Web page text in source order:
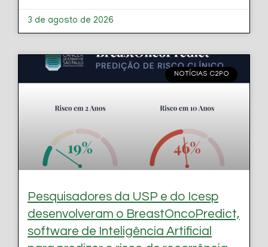
3 de agosto de 2026
NOTÍCIAS C2PO
Pesquisadores da USP e do Icesp
desenvolveram o BreastOncoPredict,
software de Inteligência Artificial